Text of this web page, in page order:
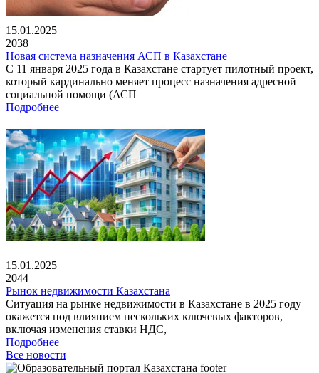
15.01.2025
2038
Новая система назначения АСП в Казахстане
С 11 января 2025 года в Казахстане стартует пилотный проект,
который кардинально меняет процесс назначения адресной
социальной помощи (АСП
Подробнее
15.01.2025
2044
Рынок недвижимости Казахстана
Ситуация на рынке недвижимости в Казахстане в 2025 году
окажется под влиянием нескольких ключевых факторов,
включая изменения ставки НДС,
Подробнее
Все новости